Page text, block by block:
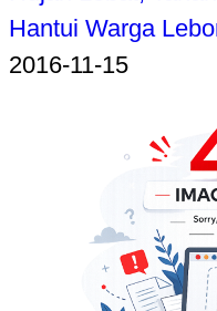
Hantui Warga
2016-11-15